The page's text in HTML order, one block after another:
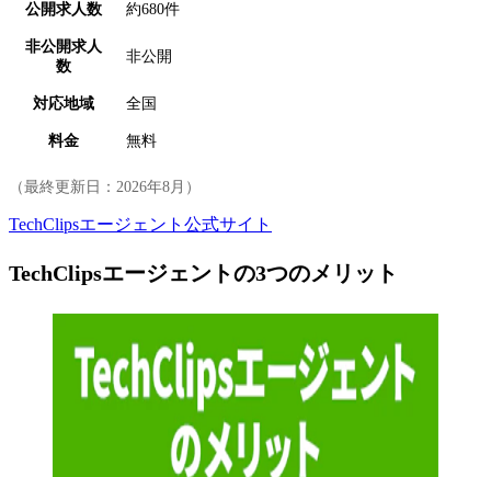
公開求人数 約680件
非公開求人
数
非公開
対応地域 全国
料金 無料
（最終更新日： 2026年8月 ）
TechClipsエージェント公式サイト
TechClipsエージェントの3つのメリット